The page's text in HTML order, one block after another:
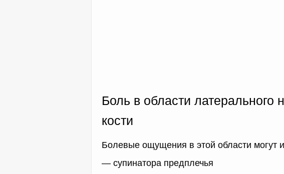
Боль в области
кости
Болевые ощущения в этой области могут
— супинатора предплечья